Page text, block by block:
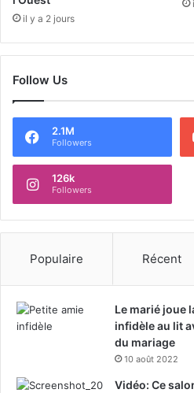
il y a 2 jours
Follow Us
2.1M
Followers
126k
Followers
Populaire Récent
Le marié joue
infidèle au lit
du mariage
10 août 2022
Vidéo: Ce